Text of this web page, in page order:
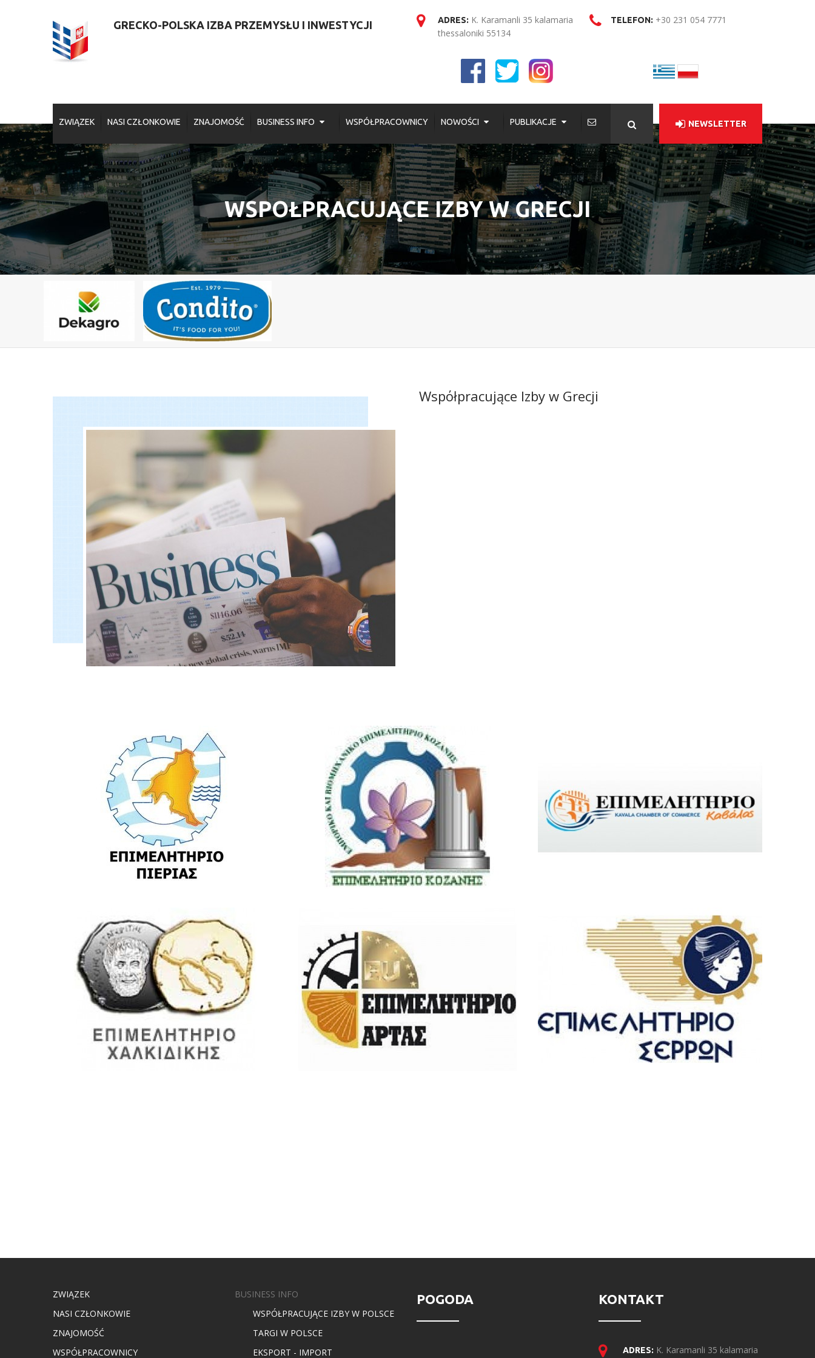
GRECKO-POLSKA IZBA PRZEMYSŁU I INWESTYCJI ADRES: K. Karamanli 35 kalamaria
thessaloniki 55134
TELEFON: +30 231 054 7771
ZWIĄZEK NASI CZŁONKOWIE ZNAJOMOŚĆ BUSINESS INFO WSPÓŁPRACOWNICY NOWOŚCI PUBLIKACJE NEWSLETTER
WSPΟŁPRACUJĄCE IZBY W GRECJI
Wspόłpracujące Izby w Grecji
Επιμελητήριο Κοζάνης
serres izba
ZWIĄZEK
NASI CZŁONKOWIE
ZNAJOMOŚĆ
WSPÓŁPRACOWNICY
BUSINESS INFO
WSPÓŁPRACUJĄCE IZBY W POLSCE
TARGI W POLSCE
EKSPORT - IMPORT
POGODA KONTAKT
ADRES: K. Karamanli 35 kalamaria